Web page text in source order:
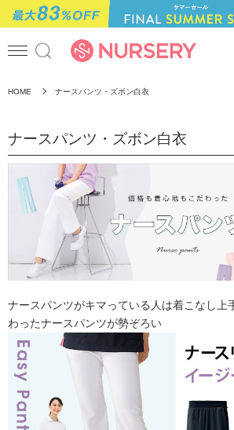
HOME ナースパンツ・ズボン白衣
ナースパンツ・ズボン白衣
ナースパンツがキマっている人は着こなし上
わったナースパンツが勢ぞろい